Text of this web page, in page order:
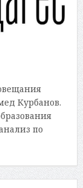
Курбанов.
по